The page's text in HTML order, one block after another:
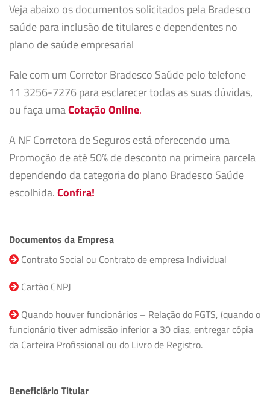
Veja abaixo os documentos solicitados pela Bradesco
saúde para inclusão de titulares e dependentes no
plano de saúde empresarial
Fale com um Corretor Bradesco Saúde pelo telefone
11 3256-7276 para esclarecer todas as suas dúvidas,
ou faça umaCotação Online.
A NF Corretora de Seguros está oferecendo uma
Promoção de até 50% de desconto na primeira parcela
dependendo da categoria do plano Bradesco Saúde
escolhida.Confira!
Documentos da Empresa
Contrato Social ou Contrato de empresa Individual
Cartão CNPJ
Quando houver funcionários – Relação do FGTS, (quando o
funcionário tiver admissão inferior a 30 dias, entregar cópia
da Carteira Profissional ou do Livro de Registro.
Beneficiário Titular